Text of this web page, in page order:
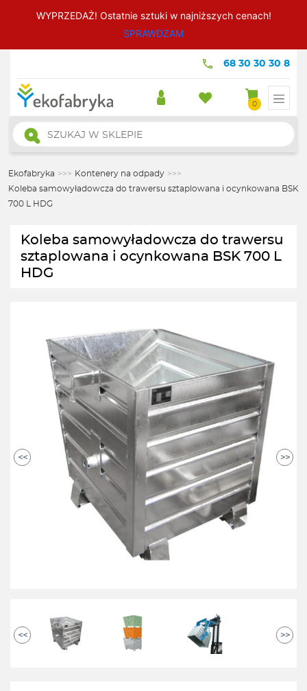
WYPRZEDAŻ! Ostatnie sztuki w najniższych cenach!
SPRAWDZAM
68 30 30 30 8
0
Wyszukiwarka
produktów
Ekofabryka >>> Kontenery na odpady >>>
Koleba samowyładowcza do trawersu sztaplowana i ocynkowana BSK
700 L HDG
Koleba samowyładowcza do trawersu
sztaplowana i ocynkowana BSK 700 L
HDG
<< >>
<< >>